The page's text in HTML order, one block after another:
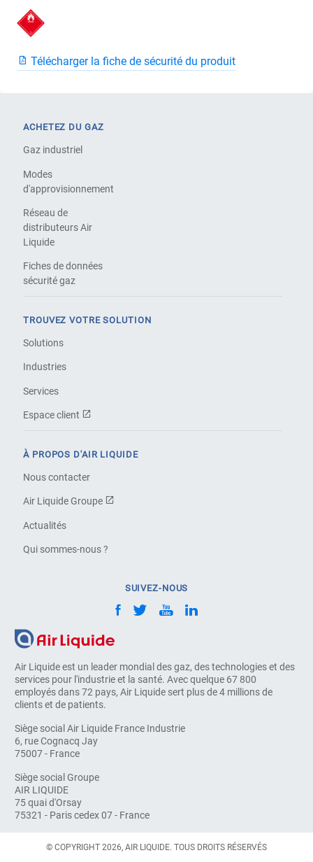
Télécharger la fiche de sécurité du produit
Air Liquide est un leader mondial des gaz, des technologies et des
services pour l'industrie et la santé. Avec quelque 67 800
employés dans 72 pays, Air Liquide sert plus de 4 millions de
clients et de patients.
Siège social Air Liquide France Industrie
6, rue Cognacq Jay
75007 - France
Siège social Groupe
AIR LIQUIDE
75 quai d'Orsay
75321 - Paris cedex 07 - France
ACHETEZ DU GAZ
Gaz industriel
Modes
d'approvisionnement
Réseau de
distributeurs Air
Liquide
Fiches de données
sécurité gaz
TROUVEZ VOTRE SOLUTION
Solutions
Industries
Services
Espace client
À PROPOS D'AIR LIQUIDE
Nous contacter
Air Liquide Groupe
Actualités
Qui sommes-nous ?
SUIVEZ-NOUS
© COPYRIGHT 2026, AIR LIQUIDE. TOUS DROITS RÉSERVÉS